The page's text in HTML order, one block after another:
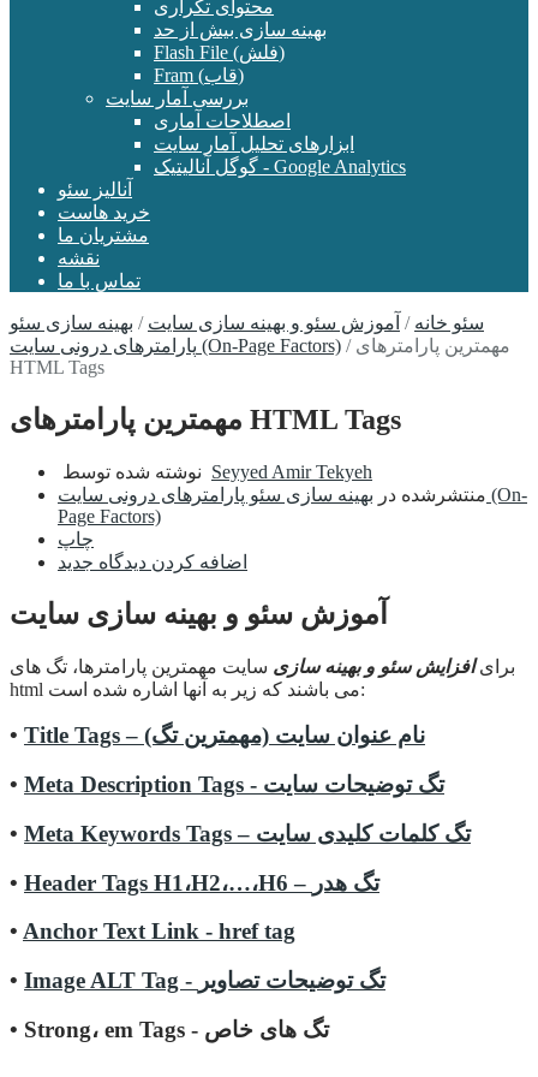
محتوای تکراری
بهینه سازی بیش از حد
Flash File (فلش)
Fram (قاب)
بررسی آمار سایت
اصطلاحات آماری
ابزارهای تحلیل آمار سایت
گوگل آنالیتیک - Google Analytics
آنالیز سئو
خرید هاست
مشتریان ما
نقشه
تماس با ما
سئو خانه / آموزش سئو و بهینه سازی سایت / بهینه سازی سئو
پارامترهای درونی سایت (On-Page Factors) / مهمترین پارامترهای
HTML Tags
مهمترین پارامترهای HTML Tags
Seyyed Amir Tekyeh
منتشرشده در بهینه سازی سئو پارامترهای درونی سایت (On-
Page Factors)
چاپ
اضافه کردن دیدگاه جدید
آموزش سئو و بهینه سازی سایت
برایافزایش سئو و بهینه سازی سایت مهمترین پارامترها، تگ های
html می باشند که زیر به آنها اشاره شده است:
•
Title Tags – نام عنوان سایت (مهمترین تگ)
•
Meta Description Tags - تگ توضیحات سایت
•
Meta Keywords Tags – تگ کلمات کلیدی سایت
•
Header Tags H1،H2،…،H6 – تگ هدر
• Anchor Text Link - href tag
•
Image ALT Tag - تگ توضیحات تصاویر
• Strong، em Tags - تگ های خاص